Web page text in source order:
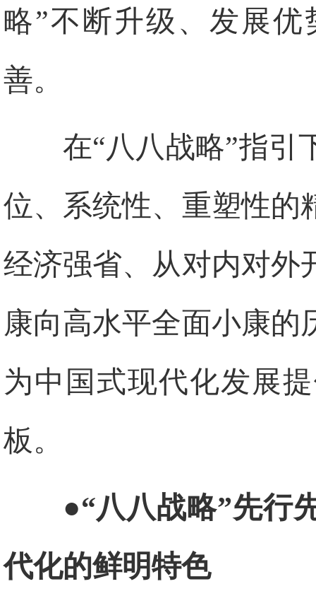
略”不断升级、发展
善。
在“八八战略”指引
位、系统性、重塑性的
经济强省、从对内对外
康向高水平全面小康的
为中国式现代化发展
板。
●“八八战略”先行
代化的鲜明特色